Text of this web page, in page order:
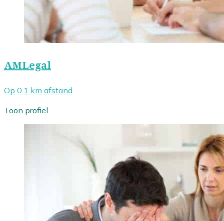
AMLegal
Op 0.1 km afstand
Toon profiel